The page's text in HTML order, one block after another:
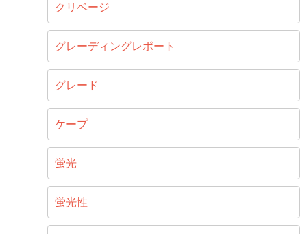
クリベージ
グレーディングレポート
グレード
ケープ
蛍光
蛍光性